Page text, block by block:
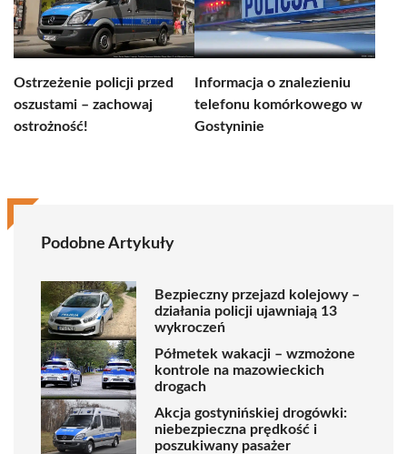
Ostrzeżenie policji przed
oszustami – zachowaj
ostrożność!
Informacja o znalezieniu
telefonu komórkowego w
Gostyninie
Podobne Artykuły
Bezpieczny przejazd kolejowy –
działania policji ujawniają 13
wykroczeń
Półmetek wakacji – wzmożone
kontrole na mazowieckich
drogach
Akcja gostynińskiej drogówki:
niebezpieczna prędkość i
poszukiwany pasażer